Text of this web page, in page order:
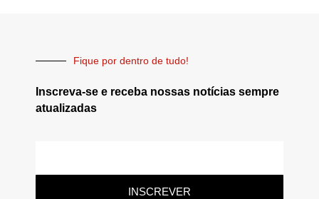
Fique por dentro de tudo!
Inscreva-se e receba nossas notícias sempre
atualizadas
INSCREVER